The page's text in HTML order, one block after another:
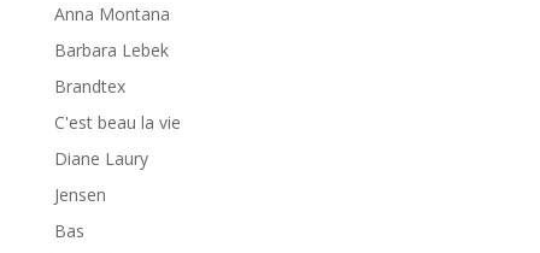
Anna Montana
Barbara Lebek
Brandtex
C'est beau la vie
Diane Laury
Jensen
Bas